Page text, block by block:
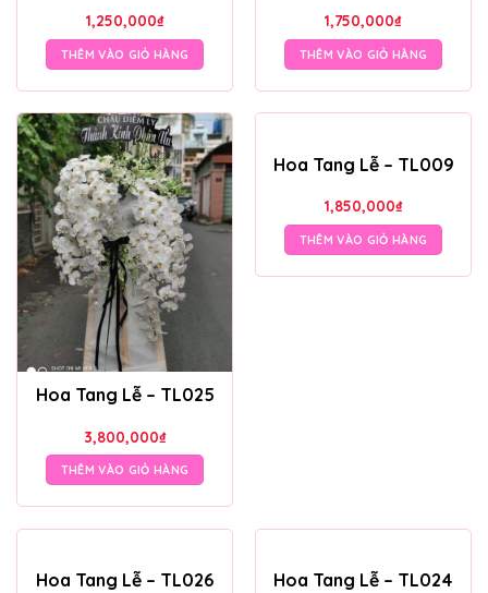
1,250,000₫
THÊM VÀO GIỎ HÀNG
1,750,000₫
THÊM VÀO GIỎ HÀNG
Hoa Tang Lễ – TL025
3,800,000₫
THÊM VÀO GIỎ HÀNG
Hoa Tang Lễ – TL009
1,850,000₫
THÊM VÀO GIỎ HÀNG
Hoa Tang Lễ – TL026 Hoa Tang Lễ – TL024